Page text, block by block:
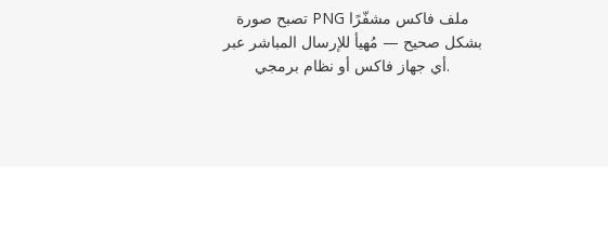
تصبح صورة PNG ملف فاكس مشفّرًا
بشكل صحيح — مُهيأ للإرسال المباشر عبر
أي جهاز فاكس أو نظام برمجي.